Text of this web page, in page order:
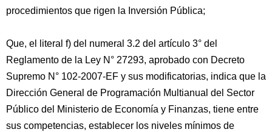
procedimientos que rigen la Inversión Pública;
Que, el literal f) del numeral 3.2 del artículo 3° del
Reglamento de la Ley N° 27293, aprobado con Decreto
Supremo N° 102-2007-EF y sus modificatorias, indica que la
Dirección General de Programación Multianual del Sector
Público del Ministerio de Economía y Finanzas, tiene entre
sus competencias, establecer los niveles mínimos de